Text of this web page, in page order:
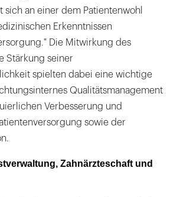
sich an einer dem Patientenwohl
Erkenntnissen
Die Mitwirkung des
Stärkung seiner
spielten dabei eine wichtige
Qualitätsmanagement
Verbesserung und
sowie der
Zahnärzteschaft und